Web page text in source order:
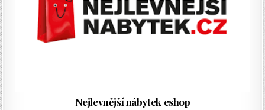
Nejlevnější nábytek eshop